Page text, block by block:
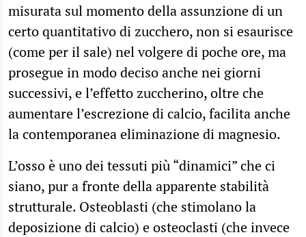
misurata sul momento della assunzione di un
certo quantitativo di zucchero, non si esaurisce
(come per il sale) nel volgere di poche ore, ma
prosegue in modo deciso anche nei giorni
successivi, e l’effetto zuccherino, oltre che
aumentare l’escrezione di calcio, facilita anche
la contemporanea eliminazione di magnesio.
L’osso è uno dei tessuti più “dinamici” che ci
siano, pur a fronte della apparente stabilità
strutturale. Osteoblasti (che stimolano la
deposizione di calcio) e osteoclasti (che invece